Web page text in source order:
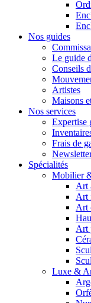
Nos guides
Le guide
Conseils
Artistes
Maisons
Nos services
Expertise
Frais de
Spécialités
Mobilier
Art
Art
Art
Art
Luxe &